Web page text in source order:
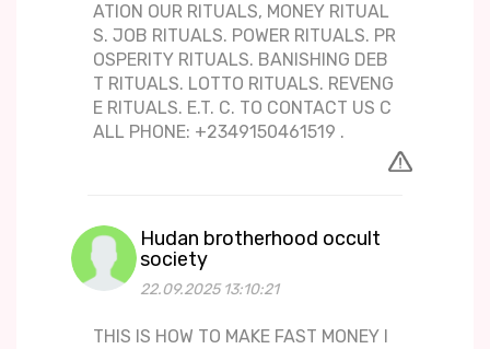
ATION OUR RITUALS, MONEY RITUAL
S. JOB RITUALS. POWER RITUALS. PR
OSPERITY RITUALS. BANISHING DEB
T RITUALS. LOTTO RITUALS. REVENG
E RITUALS. E.T. C. TO CONTACT US C
ALL PHONE: +2349150461519 .
Hudan brotherhood occult
society
22.09.2025 13:10:21
THIS IS HOW TO MAKE FAST MONEY I